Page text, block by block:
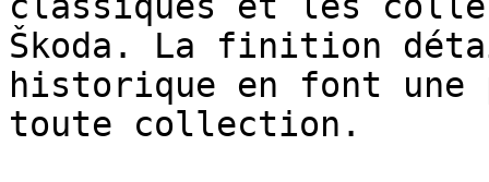
Škoda. La finition
historique en font une
toute collection.